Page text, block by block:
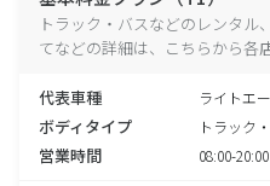
トラック・バスなどのレンタ
てなどの詳細は、こちらから各
代表車種 ライトエ
ボディタイプ トラック
営業時間 08:00-20:00